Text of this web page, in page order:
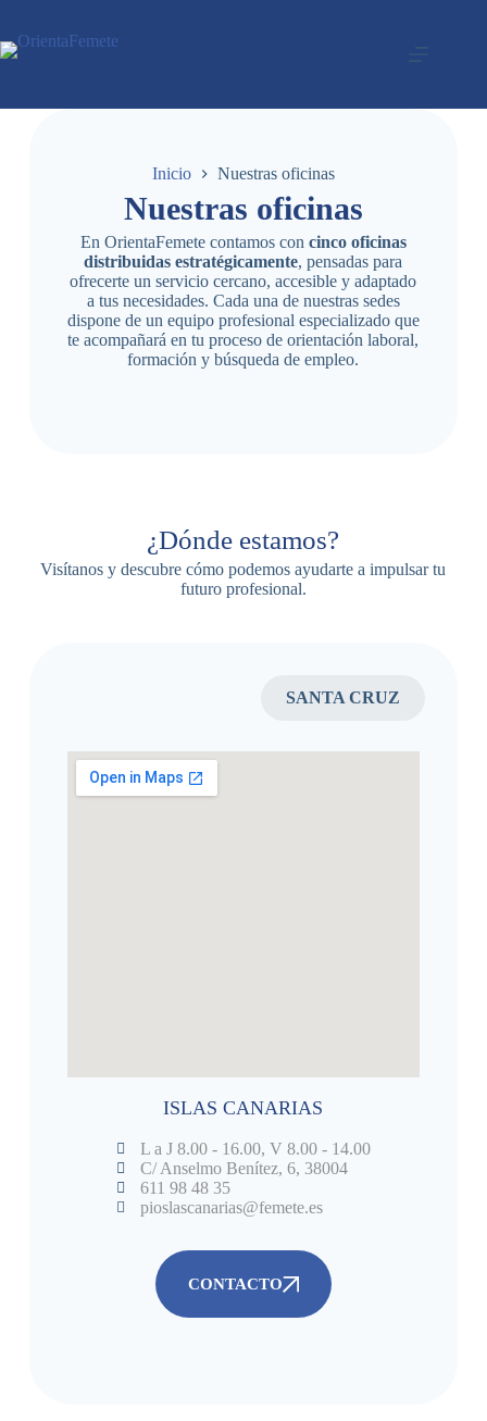
Inicio Nuestras oficinas
Nuestras oficinas
En OrientaFemete contamos con cinco oficinas
distribuidas estratégicamente, pensadas para
ofrecerte un servicio cercano, accesible y adaptado
a tus necesidades. Cada una de nuestras sedes
dispone de un equipo profesional especializado que
te acompañará en tu proceso de orientación laboral,
formación y búsqueda de empleo.
¿Dónde estamos?
Visítanos y descubre cómo podemos ayudarte a impulsar tu
futuro profesional.
SANTA CRUZ
ISLAS CANARIAS
L a J 8.00 - 16.00, V 8.00 - 14.00
C/ Anselmo Benítez, 6, 38004
611 98 48 35
pioslascanarias@femete.es
CONTACTO